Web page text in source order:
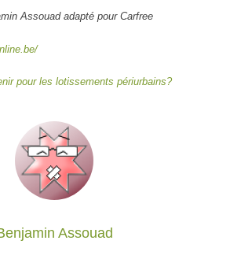
Assouad adapté pour Carfree
pour les lotissements périurbains?
Assouad